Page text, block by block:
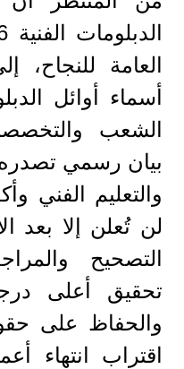
العامة
أسماء أوائل
الشعب
بيان رسمي تصدره
والتعليم الفني
لن تُعلن إلا بعد
التصحيح
تحقيق أعلى
والحفاظ على
اقتراب انتهاء